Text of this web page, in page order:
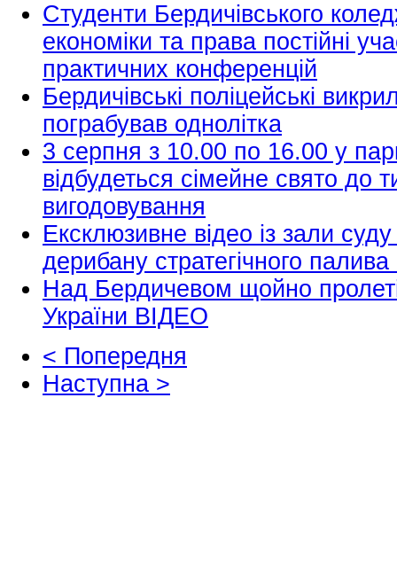
Студенти Бердичівського
економіки та права постійні
практичних конференцій
Бердичівські поліцейські
пограбував однолітка
3 серпня з 10.00 по 16.00 у
відбудеться сімейне свято до
вигодовування
Ексклюзивне відео із зали
дерибану стратегічного
Над Бердичевом щойно
України ВІДЕО
< Попередня
Наступна >